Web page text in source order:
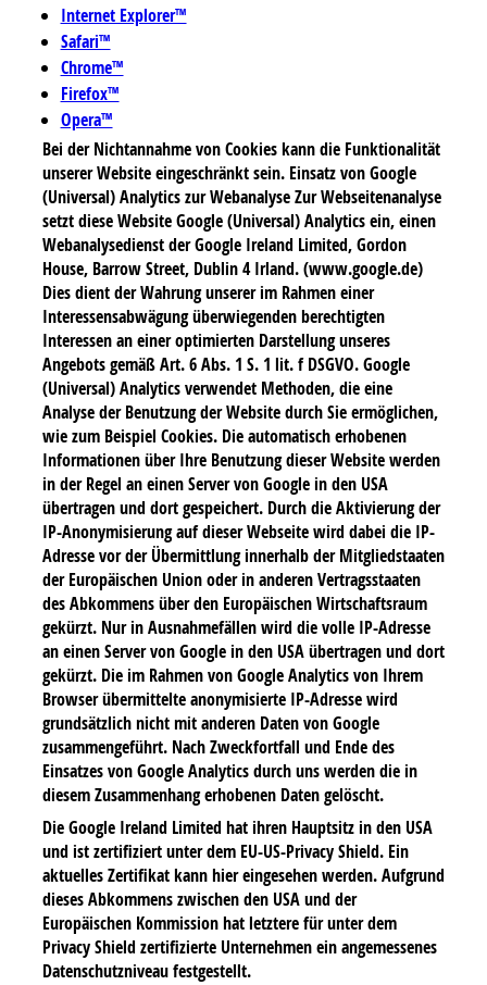
Internet Explorer™
Safari™
Chrome™
Firefox™
Opera™
Bei der Nichtannahme von Cookies kann die Funktionalität
unserer Website eingeschränkt sein. Einsatz von Google
(Universal) Analytics zur Webanalyse Zur Webseitenanalyse
setzt diese Website Google (Universal) Analytics ein, einen
Webanalysedienst der Google Ireland Limited, Gordon
House, Barrow Street, Dublin 4 Irland. (www.google.de)
Dies dient der Wahrung unserer im Rahmen einer
Interessensabwägung überwiegenden berechtigten
Interessen an einer optimierten Darstellung unseres
Angebots gemäß Art. 6 Abs. 1 S. 1 lit. f DSGVO. Google
(Universal) Analytics verwendet Methoden, die eine
Analyse der Benutzung der Website durch Sie ermöglichen,
wie zum Beispiel Cookies. Die automatisch erhobenen
Informationen über Ihre Benutzung dieser Website werden
in der Regel an einen Server von Google in den USA
übertragen und dort gespeichert. Durch die Aktivierung der
IP-Anonymisierung auf dieser Webseite wird dabei die IP-
Adresse vor der Übermittlung innerhalb der Mitgliedstaaten
der Europäischen Union oder in anderen Vertragsstaaten
des Abkommens über den Europäischen Wirtschaftsraum
gekürzt. Nur in Ausnahmefällen wird die volle IP-Adresse
an einen Server von Google in den USA übertragen und dort
gekürzt. Die im Rahmen von Google Analytics von Ihrem
Browser übermittelte anonymisierte IP-Adresse wird
grundsätzlich nicht mit anderen Daten von Google
zusammengeführt. Nach Zweckfortfall und Ende des
Einsatzes von Google Analytics durch uns werden die in
diesem Zusammenhang erhobenen Daten gelöscht.
Die Google Ireland Limited hat ihren Hauptsitz in den USA
und ist zertifiziert unter dem EU-US-Privacy Shield. Ein
aktuelles Zertifikat kann hier eingesehen werden. Aufgrund
dieses Abkommens zwischen den USA und der
Europäischen Kommission hat letztere für unter dem
Privacy Shield zertifizierte Unternehmen ein angemessenes
Datenschutzniveau festgestellt.